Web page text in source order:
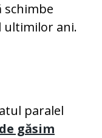
schimbe
ultimilor ani.
paralel
găsim